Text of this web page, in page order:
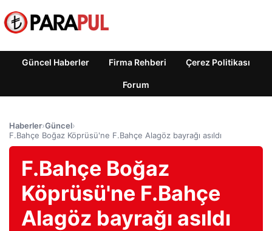
Güncel Haberler Firma Rehberi Çerez Politikası
Forum
Haberler›Güncel›
F.Bahçe Boğaz Köprüsü'ne F.Bahçe Alagöz bayrağı asıldı
F.Bahçe Boğaz
Köprüsü'ne F.Bahçe
Alagöz bayrağı asıldı